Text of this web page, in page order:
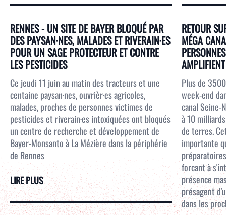
RENNES - UN SITE DE BAYER BLOQUÉ PAR
DES PAYSAN·NES, MALADES ET RIVERAIN·ES
POUR UN SAGE PROTECTEUR ET CONTRE
LES PESTICIDES
Ce jeudi 11 juin au matin des tracteurs et une
centaine paysan·nes, ouvrièr·es agricoles,
malades, proches de personnes victimes de
pesticides et riverain·es intoxiquées ont bloqués
un centre de recherche et développement de
Bayer-Monsanto à La Mézière dans la périphérie
de Rennes
LIRE PLUS
RETOUR
MÉGA
Plus de
week-end
canal Seine-
à 10
de terres.
importante
forcant à
présence
présagent
dans les